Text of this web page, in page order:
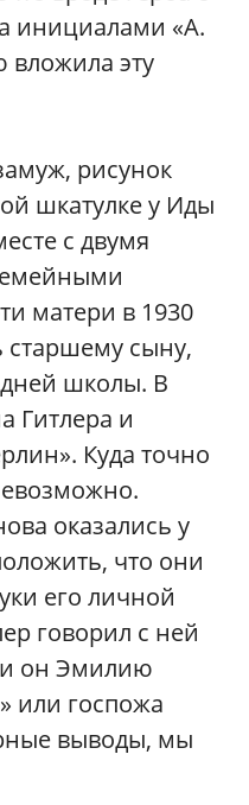
инициалами «А.
вложила эту
рисунок
шкатулке у Иды
с двумя
матери в 1930
старшему сыну,
школы. В
Гитлера и
Куда точно
оказались у
что они
его личной
говорил с ней
он Эмилию
или госпожа
выводы, мы